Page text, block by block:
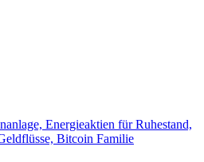
Energieaktien für Ruhestand,
Bitcoin Familie